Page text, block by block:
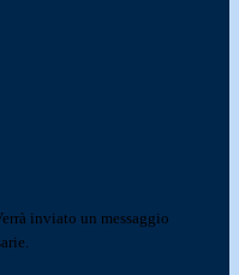
inviato un messaggio